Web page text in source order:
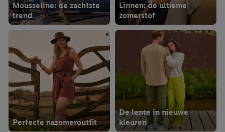
Mousseline: de zachtste
trend
Linnen: de ultieme
zomerstof
Perfecte nazomeroutfit
De lente in nieuwe
kleuren